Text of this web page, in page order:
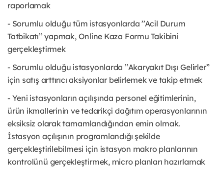
raporlamak
- Sorumlu olduğu tüm istasyonlarda ’’Acil Durum
Tatbikatı’’ yapmak, Online Kaza Formu Takibini
gerçekleştirmek
- Sorumlu olduğu istasyonlarda ’’Akaryakıt Dışı Gelirler”
için satış arttırıcı aksiyonlar belirlemek ve takip etmek
- Yeni istasyonların açılışında personel eğitimlerinin,
ürün ikmallerinin ve tedarikçi dağıtım operasyonlarının
eksiksiz olarak tamamlandığından emin olmak.
İstasyon açılışının programlandığı şekilde
gerçekleştirilebilmesi için istasyon makro planlarının
kontrolünü gerçekleştirmek, micro planları hazırlamak